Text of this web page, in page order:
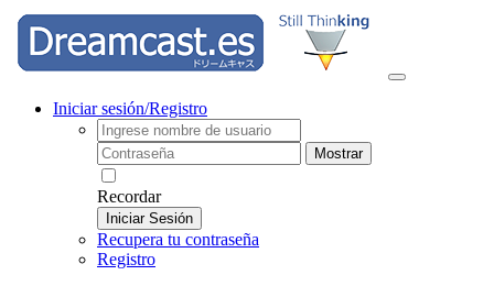
Iniciar sesión/Registro
Mostrar
Recordar
Iniciar Sesión
Recupera tu contraseña
Registro